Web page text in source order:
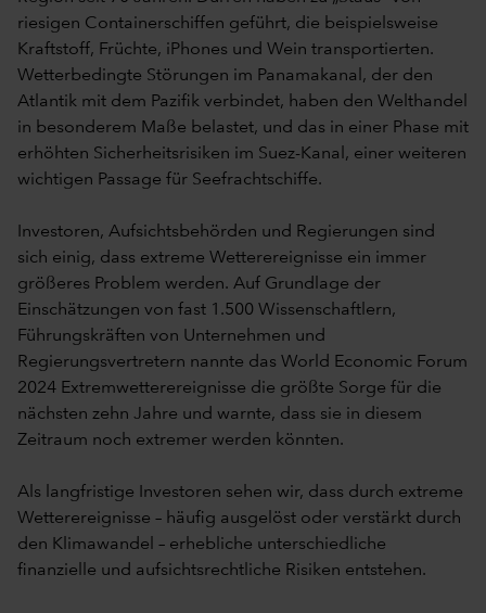
riesigen Containerschiffen geführt, die beispielsweise
Kraftstoff, Früchte, iPhones und Wein transportierten.
Wetterbedingte Störungen im Panamakanal, der den
Atlantik mit dem Pazifik verbindet, haben den Welthandel
in besonderem Maße belastet, und das in einer Phase mit
erhöhten Sicherheitsrisiken im Suez-Kanal, einer weiteren
wichtigen Passage für Seefrachtschiffe.
Investoren, Aufsichtsbehörden und Regierungen sind
sich einig, dass extreme Wetterereignisse ein immer
größeres Problem werden. Auf Grundlage der
Einschätzungen von fast 1.500 Wissenschaftlern,
Führungskräften von Unternehmen und
Regierungsvertretern nannte das World Economic Forum
2024 Extremwetterereignisse die größte Sorge für die
nächsten zehn Jahre und warnte, dass sie in diesem
Zeitraum noch extremer werden könnten.
Als langfristige Investoren sehen wir, dass durch extreme
Wetterereignisse – häufig ausgelöst oder verstärkt durch
den Klimawandel – erhebliche unterschiedliche
finanzielle und aufsichtsrechtliche Risiken entstehen.